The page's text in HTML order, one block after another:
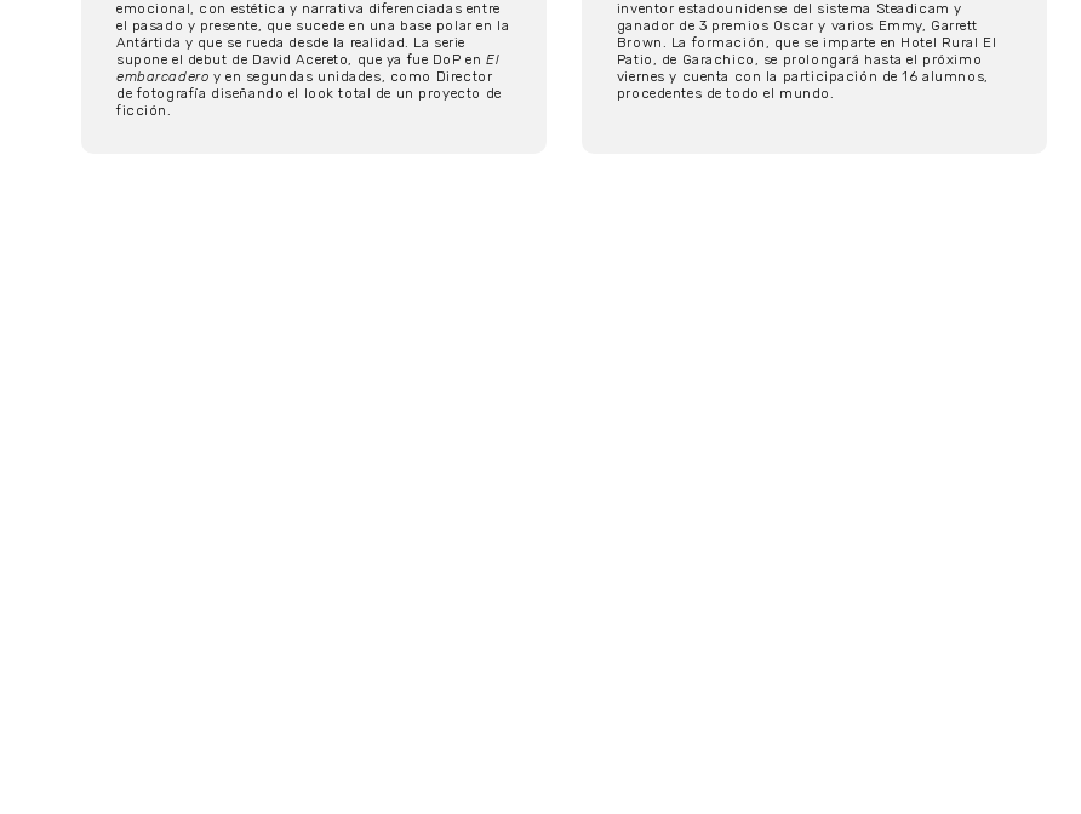
emocional, con estética y narrativa diferenciadas entre
el pasado y presente, que sucede en una base polar en la
Antártida y que se rueda desde la realidad. La serie
supone el debut de David Acereto, que ya fue DoP en El
embarcadero y en segundas unidades, como Director
de fotografía diseñando el look total de un proyecto de
ficción.
inventor estadounidense del sistema Steadicam y
ganador de 3 premios Oscar y varios Emmy, Garrett
Brown. La formación, que se imparte en Hotel Rural El
Patio, de Garachico, se prolongará hasta el próximo
viernes y cuenta con la participación de 16 alumnos,
procedentes de todo el mundo.